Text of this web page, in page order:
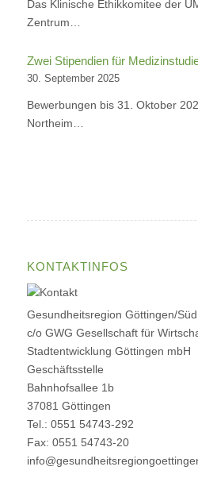
Das Klinische Ethikkomitee der
Zentrum…
Zwei Stipendien für
30. September 2025
Bewerbungen bis 31. Oktober
Northeim…
KONTAKTINFOS
Gesundheitsregion Göttingen/
c/o GWG Gesellschaft für
Stadtentwicklung Göttingen mbH
Geschäftsstelle
Bahnhofsallee 1b
37081 Göttingen
Tel.: 0551 54743-292
Fax: 0551 54743-20